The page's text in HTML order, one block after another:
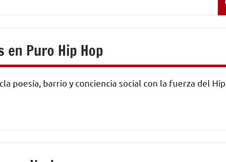
en Puro Hip Hop
poesía, barrio y conciencia social con la fuerza del Hip